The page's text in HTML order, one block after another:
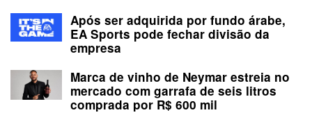
Após ser adquirida por fundo árabe,
EA Sports pode fechar divisão da
empresa
Marca de vinho de Neymar estreia no
mercado com garrafa de seis litros
comprada por R$ 600 mil